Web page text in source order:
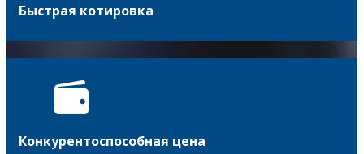
Быстрая котировка
Конкурентоспособная цена